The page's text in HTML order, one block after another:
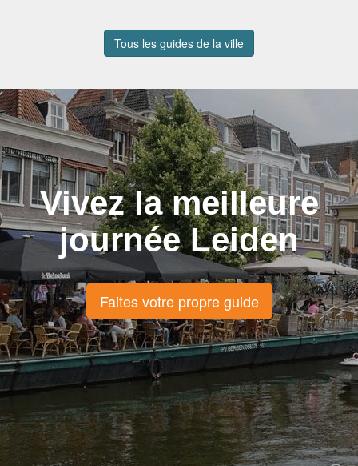
Tous les guides de la ville
Vivez la meilleure
journée Leiden
Faites votre propre guide